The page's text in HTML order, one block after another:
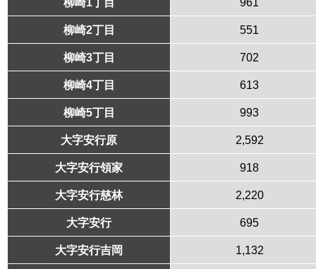
柳崎2丁目 551
柳崎3丁目 702
柳崎4丁目 613
柳崎5丁目 993
大字安行原 2,592
大字安行領家 918
大字安行慈林 2,220
大字安行 695
大字安行吉岡 1,132